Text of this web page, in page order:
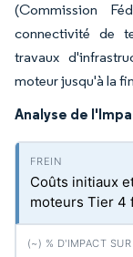
(Commission
connectivité de
travaux
moteur jusqu'à la
Analyse de
Coûts initiaux
moteurs Tier 4